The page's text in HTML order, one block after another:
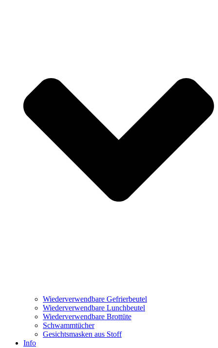
Wiederverwendbare Gefrierbeutel
Wiederverwendbare Lunchbeutel
Wiederverwendbare Brottüte
Schwammtücher
Gesichtsmasken aus Stoff
Info